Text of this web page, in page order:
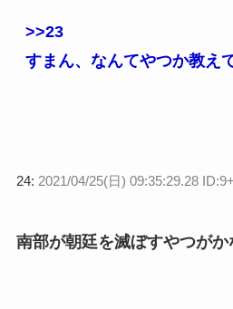
>>23
すまん、なんてやつか教え
24: 2021/04/25(日) 09:35:29.28
南部が朝廷を滅ぼすやつが